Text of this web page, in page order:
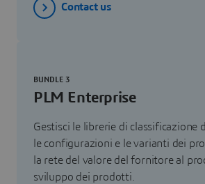
Contact us
PLM Enterprise
BUNDLE 3
Gestisci le librerie di classificazione
le configurazioni e le varianti dei
la rete del valore del fornitore al
sviluppo dei prodotti.